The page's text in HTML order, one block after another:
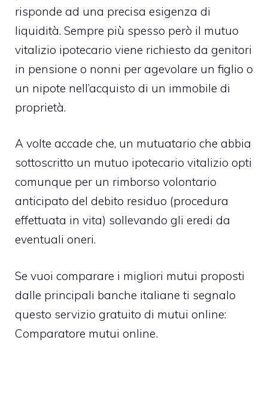
risponde ad una precisa esigenza di
liquidità. Sempre più spesso però il mutuo
vitalizio ipotecario viene richiesto da genitori
in pensione o nonni per agevolare un figlio o
un nipote nell’acquisto di un immobile di
proprietà.
A volte accade che, un mutuatario che abbia
sottoscritto un mutuo ipotecario vitalizio opti
comunque per un rimborso volontario
anticipato del debito residuo (procedura
effettuata in vita) sollevando gli eredi da
eventuali oneri.
Se vuoi comparare i migliori mutui proposti
dalle principali banche italiane ti segnalo
questo servizio gratuito di mutui online:
Comparatore mutui online.